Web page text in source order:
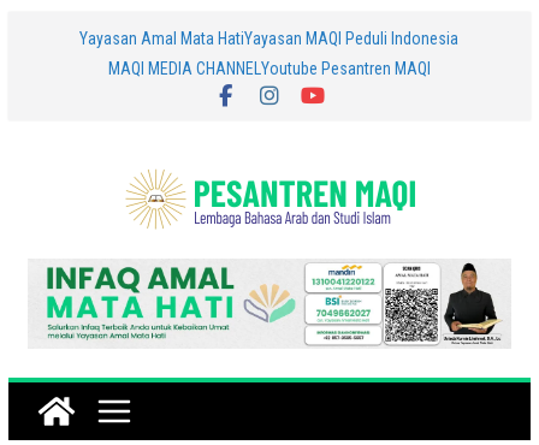
Yayasan Amal Mata HatiYayasan MAQI Peduli Indonesia
MAQI MEDIA CHANNEL Youtube Pesantren MAQI